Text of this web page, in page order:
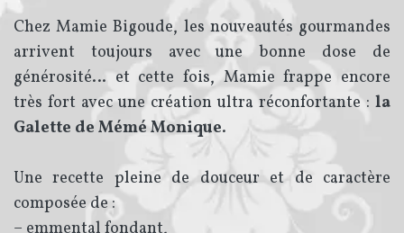
Chez Mamie Bigoude, les nouveautés gourmandes
arrivent toujours avec une bonne dose de
générosité… et cette fois, Mamie frappe encore
très fort avec une création ultra réconfortante : la
Galette de Mémé Monique.
Une recette pleine de douceur et de caractère
composée de :